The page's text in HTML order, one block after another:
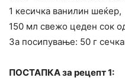
1 кесичка ванилин шеќер,
150 мл свежо цеден сок
За посипување: 50 г
ПОСТАПКА за рецепт 1: